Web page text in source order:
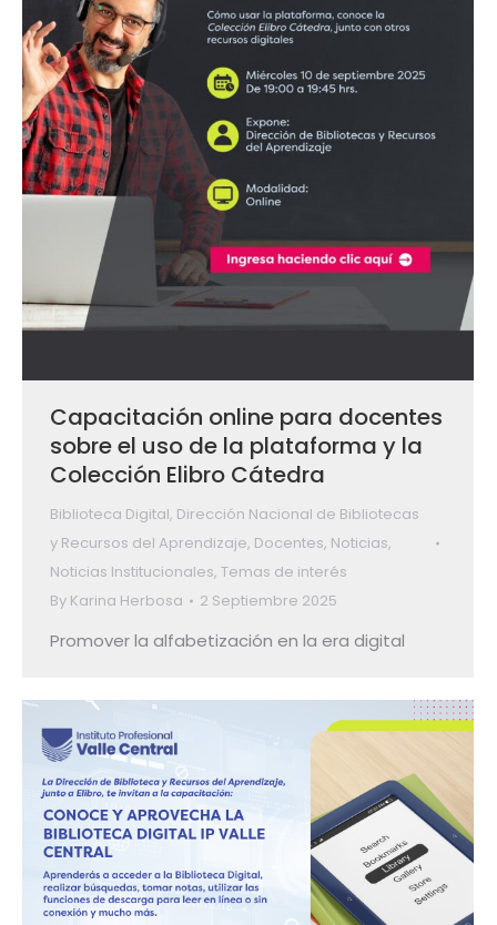
Capacitación online para docentes
sobre el uso de la plataforma y la
Colección Elibro Cátedra
Biblioteca Digital, Dirección Nacional de Bibliotecas
y Recursos del Aprendizaje, Docentes, Noticias,
Noticias Institucionales, Temas de interés
By Karina Herbosa 2 Septiembre 2025
Promover la alfabetización en la era digital